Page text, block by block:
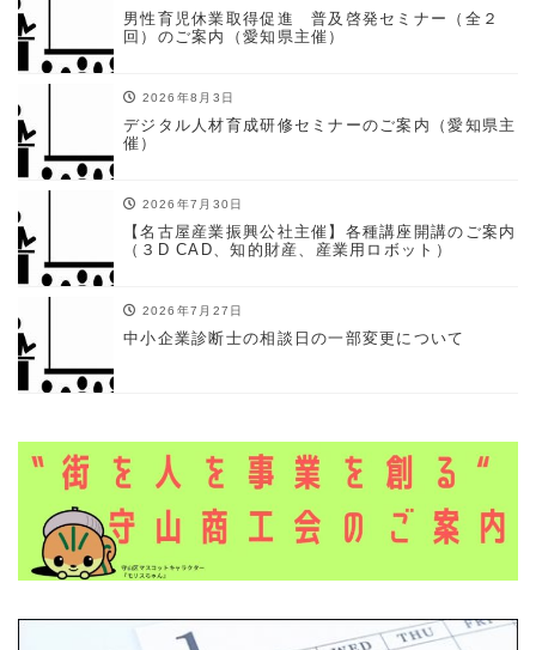
男性育児休業取得促進 普及啓発セミナー（全２
回）のご案内（愛知県主催）
2026年8月3日
デジタル人材育成研修セミナーのご案内（愛知県主
催）
2026年7月30日
【名古屋産業振興公社主催】各種講座開講のご案内
（３D CAD、知的財産、産業用ロボット）
2026年7月27日
中小企業診断士の相談日の一部変更について